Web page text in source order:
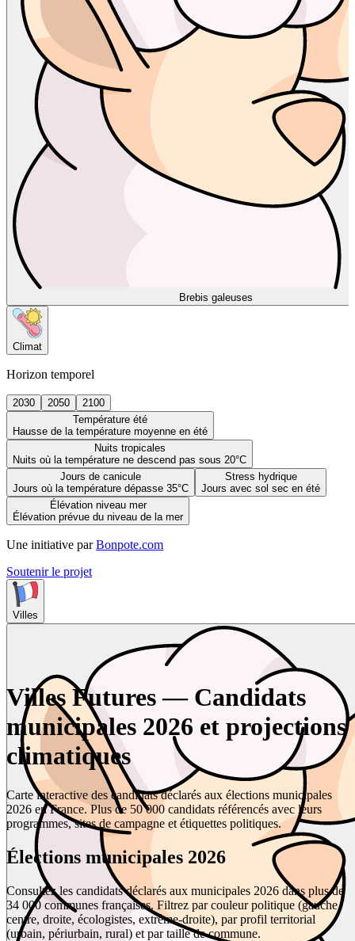
Brebis galeuses
Climat
Horizon temporel
2030 2050
2100
Température été
Hausse de la température moyenne en été
Nuits tropicales
Nuits où la température ne descend pas sous 20°C
Jours de canicule
Jours où la température dépasse 35°C
Stress hydrique
Jours avec sol sec en été
Élévation niveau mer
Élévation prévue du niveau de la mer
Une initiative par Bonpote.com
Soutenir le projet
Villes
Villes Futures — Candidats
municipales 2026 et projections
climatiques
Carte interactive des candidats déclarés aux élections municipales
2026 en France. Plus de 50 000 candidats référencés avec leurs
programmes, sites de campagne et étiquettes politiques.
Élections municipales 2026
Consultez les candidats déclarés aux municipales 2026 dans plus de
34 000 communes françaises. Filtrez par couleur politique (gauche,
centre, droite, écologistes, extrême-droite), par profil territorial
(urbain, périurbain, rural) et par taille de commune.